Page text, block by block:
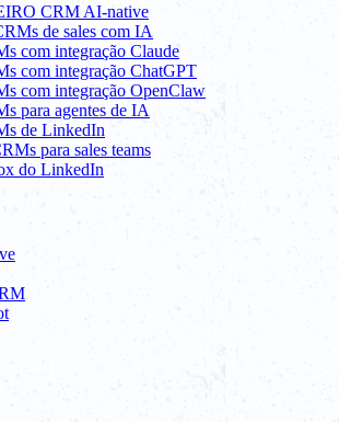
CRM AI-native
de sales com IA
com integração Claude
com integração ChatGPT
com integração OpenClaw
para agentes de IA
de LinkedIn
para sales teams
do LinkedIn